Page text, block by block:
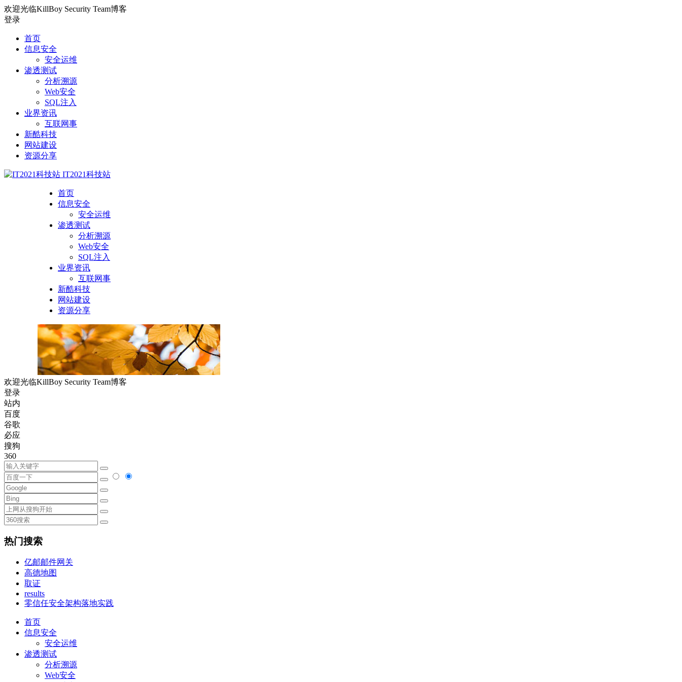
欢迎光临KillBoy Security Team博客
登录
首页
信息安全
安全运维
渗透测试
分析溯源
Web安全
SQL注入
业界资讯
互联网事
新酷科技
网站建设
资源分享
IT2021科技站
首页
信息安全
安全运维
渗透测试
分析溯源
Web安全
SQL注入
业界资讯
互联网事
新酷科技
网站建设
资源分享
欢迎光临KillBoy Security Team博客
登录
站内
百度
谷歌
必应
搜狗
360
热门搜索
亿邮邮件网关
高德地图
取证
results
零信任安全架构落地实践
首页
信息安全
安全运维
渗透测试
分析溯源
Web安全